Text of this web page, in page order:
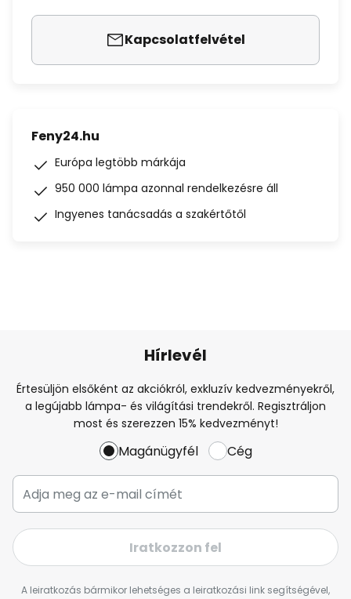
Kapcsolatfelvétel
Feny24.hu
Európa legtöbb márkája
950 000 lámpa azonnal rendelkezésre áll
Ingyenes tanácsadás a szakértőtől
Hírlevél
Értesüljön elsőként az akciókról, exkluzív kedvezményekről,
a legújabb lámpa- és világítási trendekről. Regisztráljon
most és szerezzen 15% kedvezményt!
Magánügyfél Cég
Iratkozzon fel
A leiratkozás bármikor lehetséges a leiratkozási link segítségével,